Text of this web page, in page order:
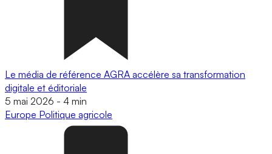
Le média de référence AGRA accélère sa transformation
digitale et éditoriale
5 mai 2026 - 4 min
Europe Politique agricole